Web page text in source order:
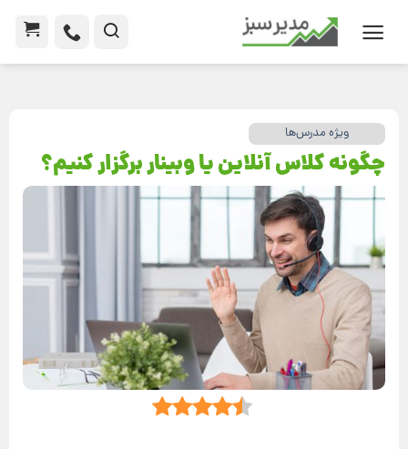
ویژه مدرس‌ها
چگونه کلاس آنلاین یا وبینار برگزار کنیم؟